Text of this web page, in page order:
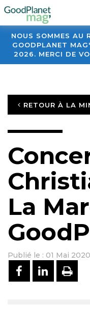
NOUS SOMMES AU
GOODPLANET
2026. MERCI DE
RETOUR À LA
La
Publié le : 01 Mai 2020